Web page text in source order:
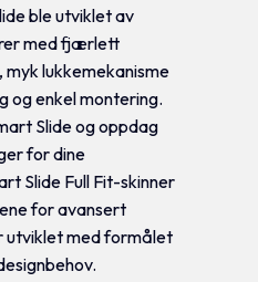
ble utviklet av
med fjærlett
myk lukkemekanisme
og enkel montering.
Slide og oppdag
for dine
Slide Full Fit-skinner
for avansert
utviklet med formålet